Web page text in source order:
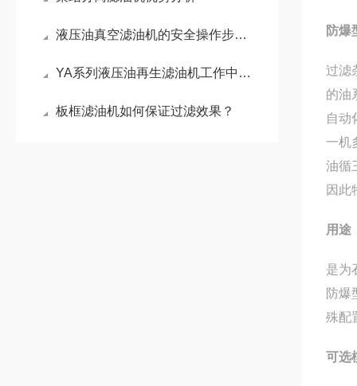
液压油真空滤油机的安全操作步骤需严格遵循规范
YA系列液压油再生滤油机工作中的注意事项
板框滤油机如何保证过滤效果？
防爆
过滤
的油
自动
一机
油循
因此
用途
是为
防爆
殊配
可选